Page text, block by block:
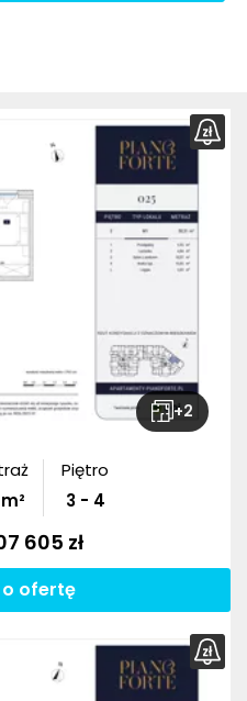
+2
m²
Piętro
3 - 4
605 zł
ofertę